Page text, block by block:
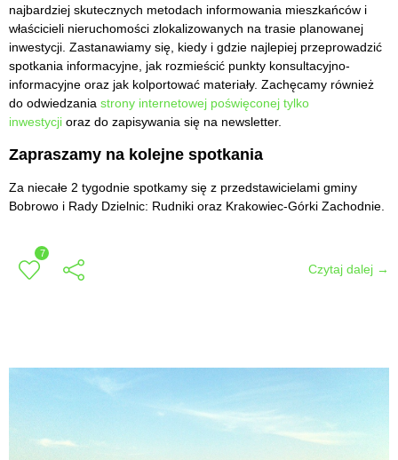
najbardziej skutecznych metodach informowania mieszkańców i
właścicieli nieruchomości zlokalizowanych na trasie planowanej
inwestycji. Zastanawiamy się, kiedy i gdzie najlepiej przeprowadzić
spotkania informacyjne, jak rozmieścić punkty konsultacyjno-
informacyjne oraz jak kolportować materiały. Zachęcamy również
do odwiedzania strony internetowej poświęconej tylko
inwestycji oraz do zapisywania się na newsletter.
Zapraszamy na kolejne spotkania
Za niecałe 2 tygodnie spotkamy się z przedstawicielami gminy
Bobrowo i Rady Dzielnic: Rudniki oraz Krakowiec-Górki Zachodnie.
7
Czytaj dalej →